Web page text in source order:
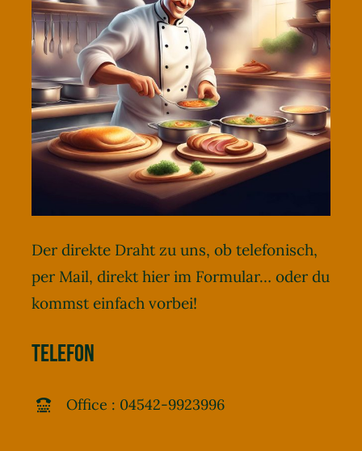
Stammtische
Kontakt
Der direkte Draht zu uns, ob telefonisch,
per Mail, direkt hier im Formular… oder du
kommst einfach vorbei!
Telefon
Office : 04542-9923996